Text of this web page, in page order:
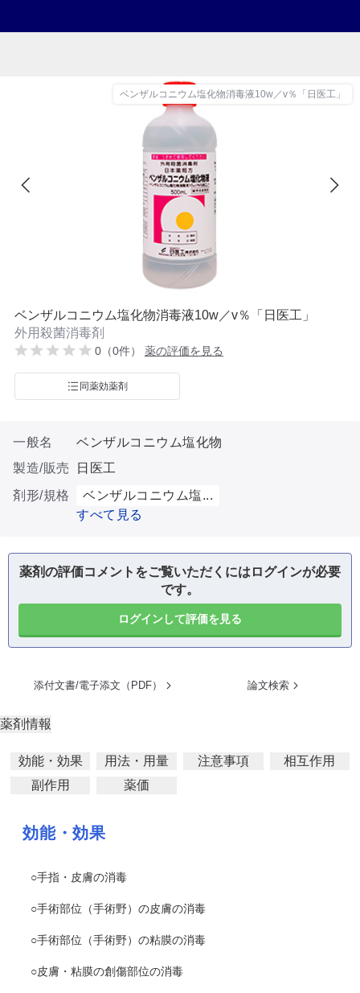
ベンザルコニウム塩化物消毒液10w／v％「日医工」
ベンザルコニウム塩化物消毒液10w／v％「日医工」
外用殺菌消毒剤
0（0件） 薬の評価を見る
同薬効薬剤
一般名
ベンザルコニウム塩化物
製造/販売
日医工
剤形/規格
ベンザルコニウム塩...
すべて見る
薬剤の評価コメントをご覧いただくにはログインが必要
です。
ログインして評価を見る
添付文書/電子添文（PDF） 論文検索
薬剤情報
効能・効果 用法・用量 注意事項
相互作用
副作用
薬価
効能・効果
○手指・皮膚の消毒
○手術部位（手術野）の皮膚の消毒
○手術部位（手術野）の粘膜の消毒
○皮膚・粘膜の創傷部位の消毒